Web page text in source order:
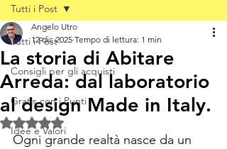
Tutti i Post
Consigli per gli acquisti
Gratis con i Punti
Idee e Valori
Tutti i Post
La storia di Abitare
Arreda: dal laboratorio
al design Made in Italy.
Angelo Utro
12 dic 2025 Tempo di lettura: 1 min
Valutazione NaN stelle su 5.
Ogni grande realtà nasce da un